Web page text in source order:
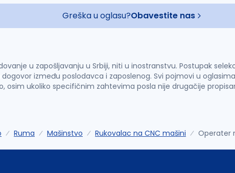
Greška u oglasu?Obavestite nas
u zapošljavanju u Srbiji, niti u inostranstvu. Postupak
između poslodavca i zaposlenog. Svi pojmovi u
osim ukoliko specifičnim zahtevima posla nije drugačije
Ruma Mašinstvo Rukovalac na CNC mašini Operater